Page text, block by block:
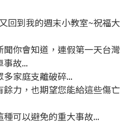
回到我的週末小教室~祝福大
你會知道，連假第一天台灣
事故...
家庭支離破碎...
力，也期望您能給這些傷亡
可以避免的重大事故...